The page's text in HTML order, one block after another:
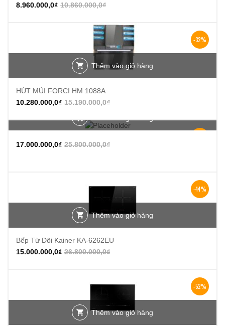
10.860.000,0₫
8.960.000,0₫
-32%
Thêm vào giỏ hàng
HÚT MÙI FORCI HM 1088A
15.190.000,0₫
10.280.000,0₫
25.800.000,0₫
17.000.000,0₫
-44%
Thêm vào giỏ hàng
Bếp Từ Đôi Kainer KA-6262EU
26.800.000,0₫
15.000.000,0₫
-52%
Thêm vào giỏ hàng